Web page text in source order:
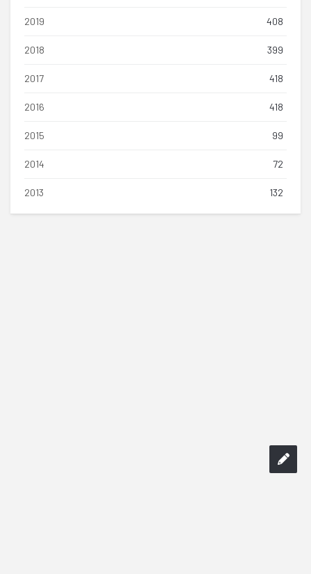
2019 408
2018 399
2017 418
2016 418
2015 99
2014 72
2013 132